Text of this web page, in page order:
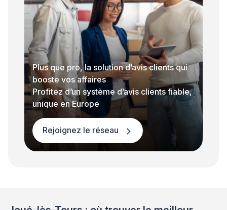
Plus que pro, la solution d’avis clients qui
booste vos affaires
Profitez d’un système d’avis clients fiable,
unique en Europe
Rejoignez le réseau